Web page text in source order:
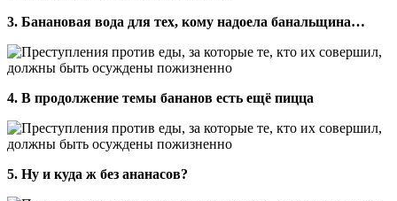
3. Банановая вода для тех, кому надоела банальщина…
4. В продолжение темы бананов есть ещё пицца
5. Ну и куда ж без ананасов?